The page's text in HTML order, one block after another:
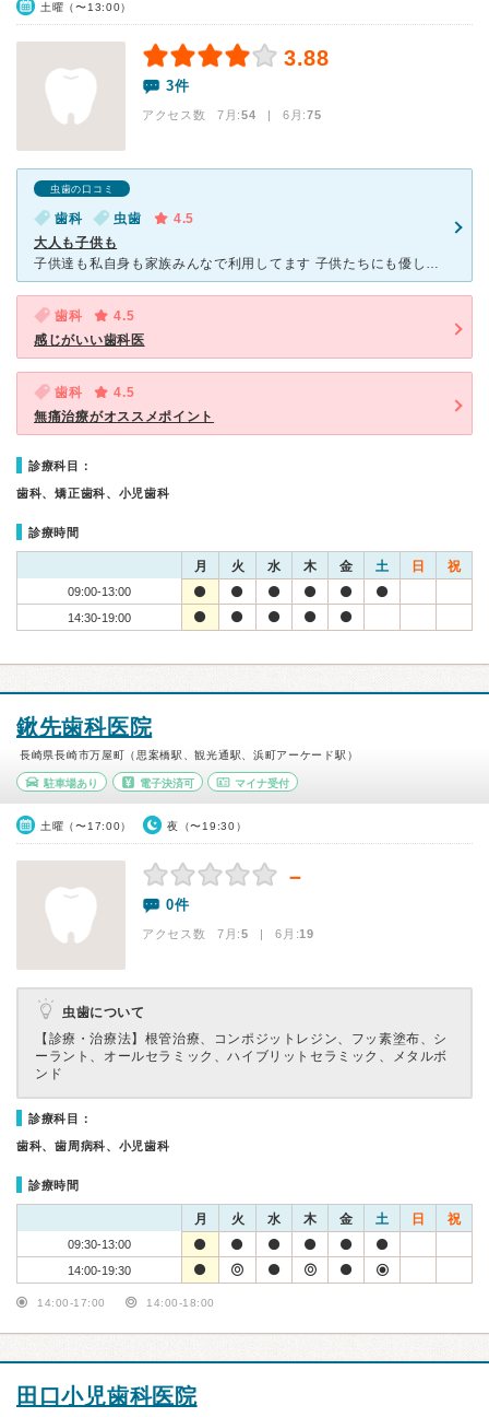
土曜（〜13:00）
3.88
3件
アクセス数 7月:54 | 6月:75
虫歯の口コミ
歯科 虫歯
4.5
大人も子供も
子供達も私自身も家族みんなで利用してます 子供たちにも優しく、すごく安心できます 待合室にもおもちゃが置いてあり治療中でも遊んで待ってられます 立地も便利な場所にあり行きやすいです トイレにも
歯科
4.5
感じがいい歯科医
歯科
4.5
無痛治療がオススメポイント
診療科目：
歯科、矯正歯科、小児歯科
診療時間
月 火 水 木 金 土 日 祝
09:00-13:00
14:30-19:00
鍬先歯科医院
長崎県長崎市万屋町（思案橋駅、観光通駅、浜町アーケード駅）
駐車場あり 電子決済可 マイナ受付
土曜（〜17:00） 夜（〜19:30）
－
0件
アクセス数 7月:5 | 6月:19
虫歯について
【診療・治療法】 根管治療、コンポジットレジン、フッ素塗布、シ
ーラント、オールセラミック、ハイブリットセラミック、メタルボ
ンド
診療科目：
歯科、歯周病科、小児歯科
診療時間
月 火 水 木 金 土 日 祝
09:30-13:00
14:00-19:30
14:00-17:00 14:00-18:00
田口小児歯科医院